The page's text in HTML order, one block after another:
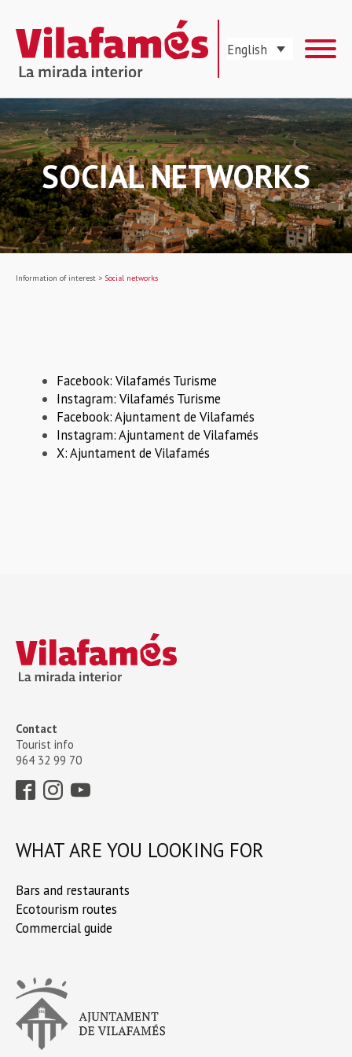
English
SOCIAL NETWORKS
Information of interest > Social networks
Facebook: Vilafamés Turisme
Instagram: Vilafamés Turisme
Facebook: Ajuntament de Vilafamés
Instagram: Ajuntament de Vilafamés
X: Ajuntament de Vilafamés
Contact
Tourist info
964 32 99 70
WHAT ARE YOU LOOKING FOR
Bars and restaurants
Ecotourism routes
Commercial guide